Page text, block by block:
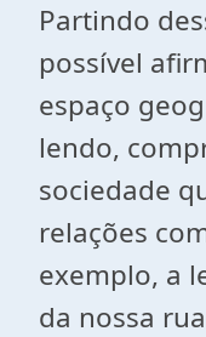
Partindo
possível
espaço
lendo,
sociedade
relações
exemplo, a
da nossa